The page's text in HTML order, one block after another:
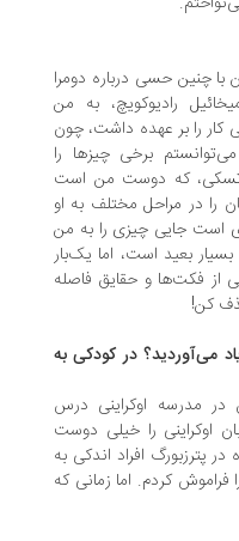
حسی درباره دومرا
به من
بر عهده داشت، چون
برخی چیزها را
که دوست من است
مختلف به او
چیزی را به من
است، اما یک‌بار
و حقایق فاصله
در کودکی به
اوکراینی درس
اوکراینی را خیلی دوست
افراد اندکی به
کردم. اما زمانی که